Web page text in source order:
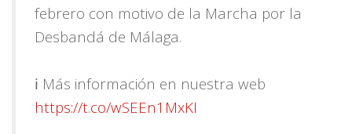
febrero con motivo de la Marcha por la
Desbandá de Málaga.
ℹ️ Más información en nuestra web
https://t.co/wSEEn1MxKI